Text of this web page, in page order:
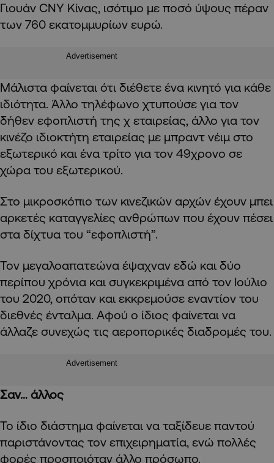
Γιουάν CNY Κίνας, ισότιμο με ποσό ύψους πέραν
των 760 εκατομμυρίων ευρώ.
Advertisement
Μάλιστα φαίνεται ότι διέθετε ένα κινητό για κάθε
ιδιότητα. Άλλο τηλέφωνο χτυπούσε για τον
δήθεν εφοπλιστή της χ εταιρείας, άλλο για τον
κινέζο ιδιοκτήτη εταιρείας με μπραντ νέιμ στο
εξωτερικό και ένα τρίτο για τον 49χρονο σε
χώρα του εξωτερικού.
Στο μικροσκόπιο των κινεζικών αρχών έχουν μπει
αρκετές καταγγελίες ανθρώπων που έχουν πέσει
στα δίχτυα του “εφοπλιστή”.
Τον μεγαλοαπατεώνα έψαχναν εδώ και δύο
περίπου χρόνια και συγκεκριμένα από τον Ιούλιο
του 2020, οπόταν και εκκρεμούσε εναντίον του
διεθνές ένταλμα. Αφού ο ίδιος φαίνεται να
άλλαζε συνεχώς τις αεροπορικές διαδρομές του.
Advertisement
Σαν… άλλος
Το ίδιο διάστημα φαίνεται να ταξίδευε παντού
παριστάνοντας τον επιχειρηματία, ενώ πολλές
φορές προσποιόταν άλλο πρόσωπο.